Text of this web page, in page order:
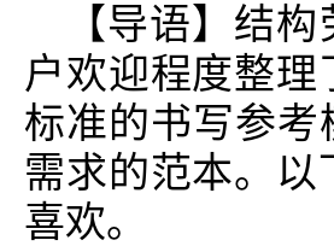
【导语】结
户欢迎程度整
标准的书写参
需求的范本。
喜欢。